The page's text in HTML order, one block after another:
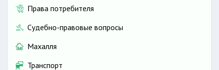
Права потребителя
Судебно-правовые вопросы
Махалля
Транспорт